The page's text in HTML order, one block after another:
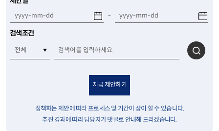
-
검색조건
검색
지금 제안하기
정책화는 제안에 따라 프로세스 및 기간이 상이 할 수 있습니다.
추진 경과에 따라 담당자가 댓글로 안내해 드리겠습니다.